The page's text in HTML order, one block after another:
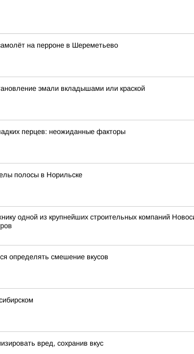
на перроне в Шереметьево
эмали вкладышами или краской
перцев: неожиданные факторы
полосы в Норильске
одной из крупнейших строительных компаний
определять смешение вкусов
вред, сохранив вкус